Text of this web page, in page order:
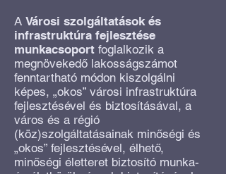
A Városi szolgáltatások és
infrastruktúra fejlesztése
munkacsoport foglalkozik a
megnövekedő lakosságszámot
fenntartható módon kiszolgálni
képes, „okos” városi infrastruktúra
fejlesztésével és biztosításával, a
város és a régió
(köz)szolgáltatásainak minőségi és
„okos” fejlesztésével, élhető,
minőségi életteret biztosító munka-